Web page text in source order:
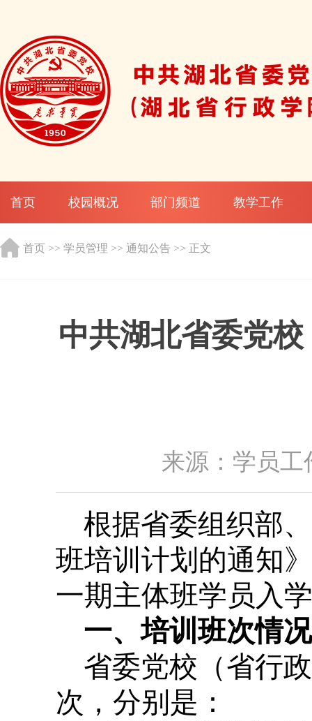
首页 校园概况 部门频道 教学工作
首页 >> 学员管理 >> 通知公告 >> 正文
中共湖北省委党
来源：学员
根据省委组织部
班培训计划的通知
一期主体班学员入
一、培训班次情况
省委党校（省行
次，分别是：